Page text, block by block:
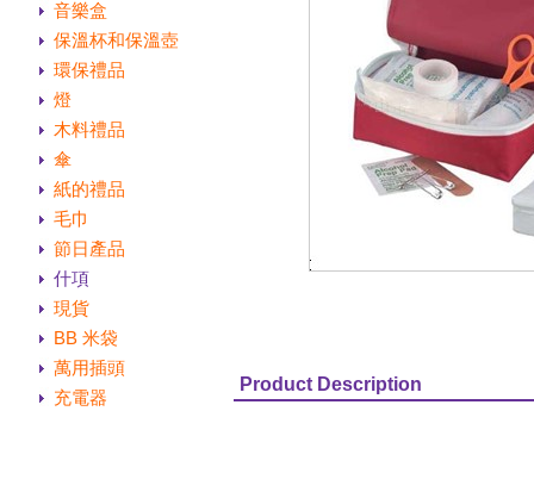
音樂盒
保溫杯和保溫壺
環保禮品
燈
木料禮品
傘
紙的禮品
毛巾
節日產品
什項
現貨
BB 米袋
萬用插頭
充電器
Product Description